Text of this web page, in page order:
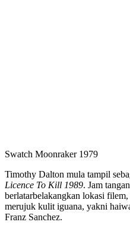
Swatch Moonraker 1979
Timothy Dalton mula tampil
Licence To Kill 1989. Jam tangan
berlatarbelakangkan lokasi
merujuk kulit iguana, yakni
Franz Sanchez.